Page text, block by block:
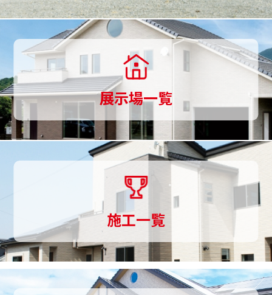
探
し
ら
家
づ
く
で
一
貫
展示場一覧
施工一覧